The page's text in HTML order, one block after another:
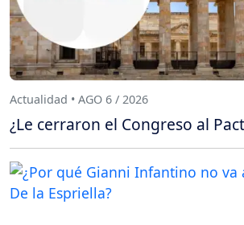
Actualidad • AGO 6 / 2026
¿Le cerraron el Congreso al